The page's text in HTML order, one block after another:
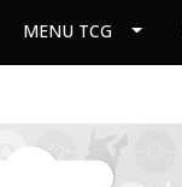
MENU TCG